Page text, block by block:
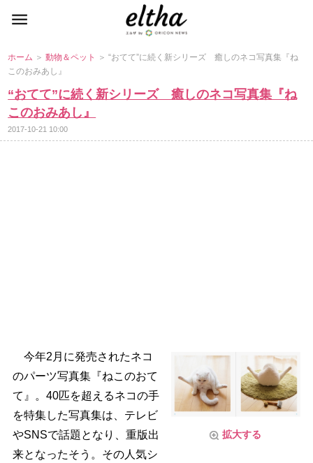
ホーム ＞動物＆ペット
＞ “おてて”に続く新シリーズ 癒しのネコ写真集『ね
このおみあし』
“おてて”に続く新シリーズ 癒しのネコ写真集『ね
このおみあし』
2017-10-21 10:00
拡大する
今年2月に発売されたネコ
のパーツ写真集『ねこのおて
て』。40匹を超えるネコの手
を特集した写真集は、テレビ
SNSで話題となり、重版出
来となったそう。その人気シ